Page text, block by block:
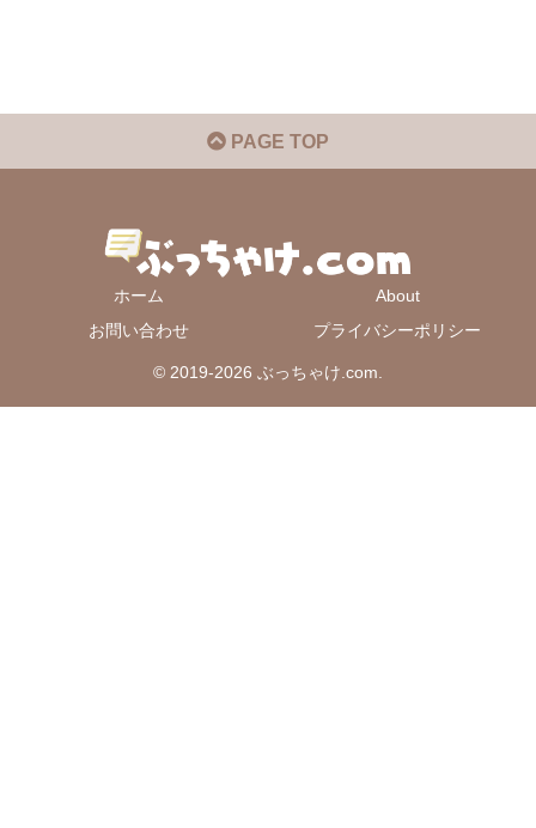
PAGE TOP
ホーム
About
お問い合わせ
プライバシーポリシー
© 2019-2026 ぶっちゃけ.com.